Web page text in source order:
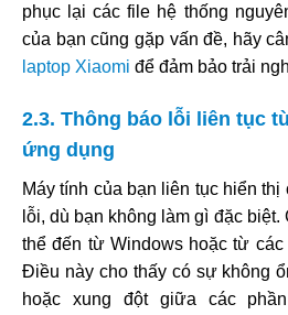
phục lại các file hệ thống
của bạn cũng gặp vấn đề, hãy
laptop Xiaomi để đảm bảo trải
2.3. Thông báo lỗi liên tục
ứng dụng
Máy tính của bạn liên tục hiển
lỗi, dù bạn không làm gì đặc
thể đến từ Windows hoặc từ
Điều này cho thấy có sự không
hoặc xung đột giữa các